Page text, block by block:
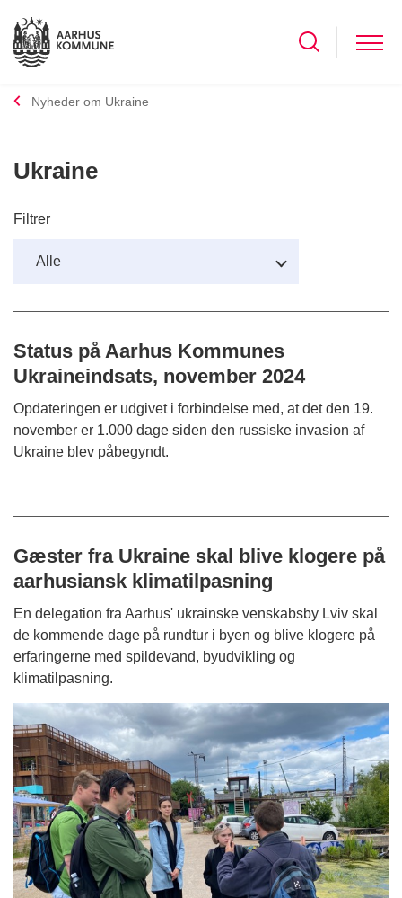
Nyheder om Ukraine
Ukraine
Filtrer
Status på Aarhus Kommunes
Ukraineindsats, november 2024
Opdateringen er udgivet i forbindelse med, at det den 19.
november er 1.000 dage siden den russiske invasion af
Ukraine blev påbegyndt.
Gæster fra Ukraine skal blive klogere på
aarhusiansk klimatilpasning
En delegation fra Aarhus' ukrainske venskabsby Lviv skal
de kommende dage på rundtur i byen og blive klogere på
erfaringerne med spildevand, byudvikling og
klimatilpasning.